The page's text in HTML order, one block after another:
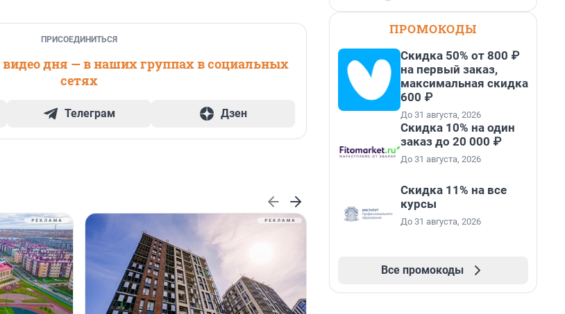
ПРИСОЕДИНИТЬСЯ
дня — в наших группах в социальных
сетях
Телеграм Дзен
ПРОМОКОДЫ
Скидка 50% от 800 ₽
на первый заказ,
максимальная скидка
600 ₽
До 31 августа, 2026
Скидка 10% на один
заказ до 20 000 ₽
До 31 августа, 2026
Скидка 11% на все
курсы
До 31 августа, 2026
Все промокоды